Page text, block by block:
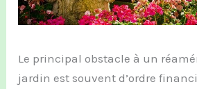
Le principal obstacle à un
jardin est souvent d’ordre